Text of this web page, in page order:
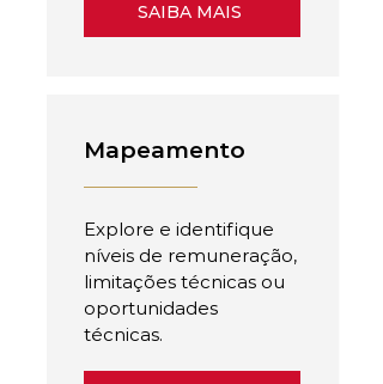
SAIBA MAIS
Mapeamento
Explore e identifique
níveis de remuneração,
limitações técnicas ou
oportunidades
técnicas.